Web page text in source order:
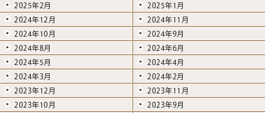
2025年2月
2025年1月
2024年12月
2024年11月
2024年10月
2024年9月
2024年8月
2024年6月
2024年5月
2024年4月
2024年3月
2024年2月
2023年12月
2023年11月
2023年10月
2023年9月